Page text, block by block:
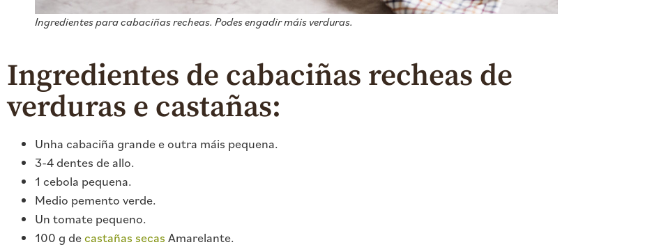
Ingredientes para cabaciñas recheas. Podes engadir máis verduras.
Ingredientes de cabaciñas recheas de
verduras e castañas:
Unha cabaciña grande e outra máis pequena.
3-4 dentes de allo.
1 cebola pequena.
Medio pemento verde.
Un tomate pequeno.
100 g decastañas secas Amarelante.